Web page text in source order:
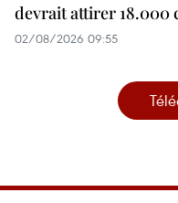
devrait attirer 18.000
02/08/2026 09:55